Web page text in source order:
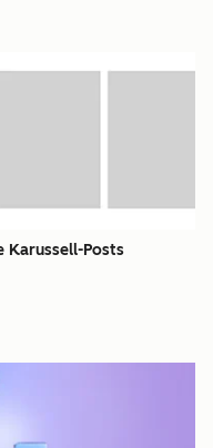
Karussell-Posts